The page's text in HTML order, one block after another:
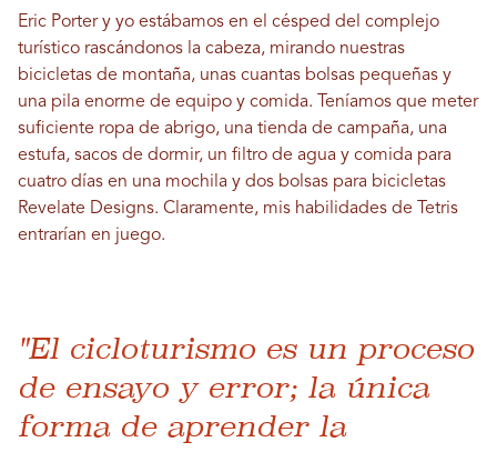
Eric Porter y yo estábamos en el césped del complejo
turístico rascándonos la cabeza, mirando nuestras
bicicletas de montaña, unas cuantas bolsas pequeñas y
una pila enorme de equipo y comida. Teníamos que meter
suficiente ropa de abrigo, una tienda de campaña, una
estufa, sacos de dormir, un filtro de agua y comida para
cuatro días en una mochila y dos bolsas para bicicletas
Revelate Designs. Claramente, mis habilidades de Tetris
entrarían en juego.
"El cicloturismo es un proceso
de ensayo y error; la única
forma de aprender la